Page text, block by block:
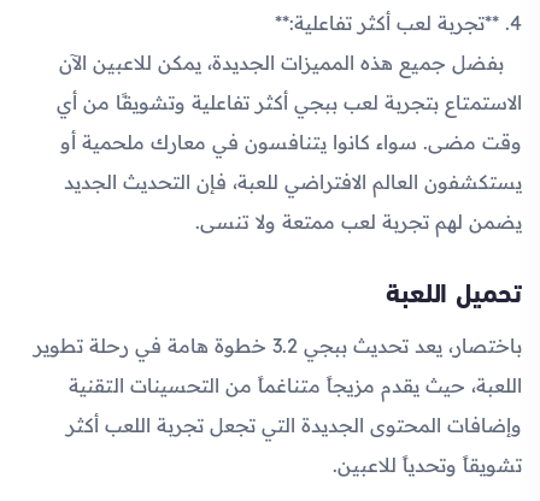
4. **تجربة لعب أكثر تفاعلية:**
بفضل جميع هذه المميزات الجديدة، يمكن للاعبين الآن
الاستمتاع بتجربة لعب ببجي أكثر تفاعلية وتشويقًا من أي
وقت مضى. سواء كانوا يتنافسون في معارك ملحمية أو
يستكشفون العالم الافتراضي للعبة، فإن التحديث الجديد
يضمن لهم تجربة لعب ممتعة ولا تنسى.
تحميل اللعبة
باختصار، يعد تحديث ببجي 3.2 خطوة هامة في رحلة تطوير
اللعبة، حيث يقدم مزيجاً متناغماً من التحسينات التقنية
وإضافات المحتوى الجديدة التي تجعل تجربة اللعب أكثر
تشويقاً وتحدياً للاعبين.